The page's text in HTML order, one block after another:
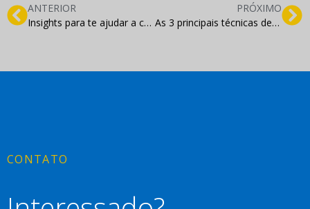
ANTERIOR
Insights para te ajudar a criar sua marca
PRÓXIMO
As 3 principais técnicas de SEO mais usadas
CONTATO